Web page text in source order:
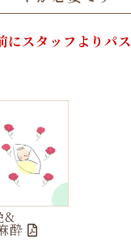
にスタッフよりパ
&
酔